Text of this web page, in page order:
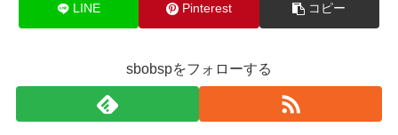
LINE Pinterest コピー
sbobspをフォローする